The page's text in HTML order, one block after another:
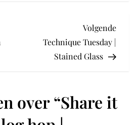
Volgende
Technique Tuesday |
Stained Glass
over “Share it